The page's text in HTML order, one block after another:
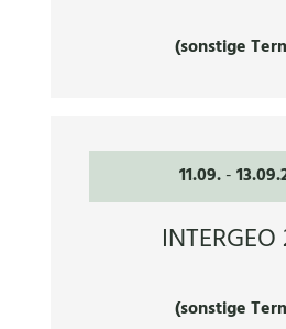
(sonstige
11.09.-
(sonstige